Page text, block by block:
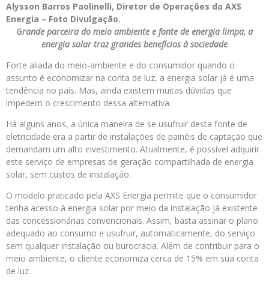
Alysson Barros Paolinelli, Diretor de Operações da AXS
Energia – Foto Divulgação.
Grande parceira do meio ambiente e fonte de energia limpa, a
energia solar traz grandes benefícios à sociedade
Forte aliada do meio-ambiente e do consumidor quando o
assunto é economizar na conta de luz, a energia solar já é uma
tendência no país. Mas, ainda existem muitas dúvidas que
impedem o crescimento dessa alternativa.
Há alguns anos, a única maneira de se usufruir desta fonte de
eletricidade era a partir de instalações de painéis de captação que
demandam um alto investimento. Atualmente, é possível adquirir
este serviço de empresas de geração compartilhada de energia
solar, sem custos de instalação.
O modelo praticado pela AXS Energia permite que o consumidor
tenha acesso à energia solar por meio da instalação já existente
das concessionárias convencionais. Assim, basta assinar o plano
adequado ao consumo e usufruir, automaticamente, do serviço
sem qualquer instalação ou burocracia. Além de contribuir para o
meio ambiente, o cliente economiza cerca de 15% em sua conta
de luz.